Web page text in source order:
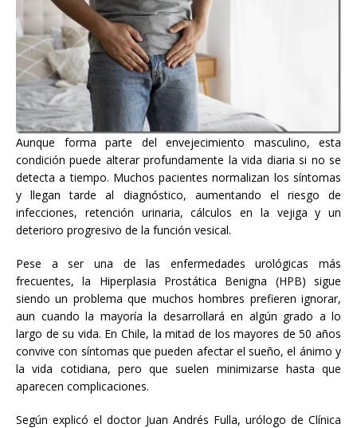
Aunque forma parte del envejecimiento masculino, esta
condición puede alterar profundamente la vida diaria si no se
detecta a tiempo. Muchos pacientes normalizan los síntomas
y llegan tarde al diagnóstico, aumentando el riesgo de
infecciones, retención urinaria, cálculos en la vejiga y un
deterioro progresivo de la función vesical.
Pese a ser una de las enfermedades urológicas más
frecuentes, la Hiperplasia Prostática Benigna (HPB) sigue
siendo un problema que muchos hombres prefieren ignorar,
aun cuando la mayoría la desarrollará en algún grado a lo
largo de su vida. En Chile, la mitad de los mayores de 50 años
convive con síntomas que pueden afectar el sueño, el ánimo y
la vida cotidiana, pero que suelen minimizarse hasta que
aparecen complicaciones.
Según explicó el doctor Juan Andrés Fulla, urólogo de Clínica